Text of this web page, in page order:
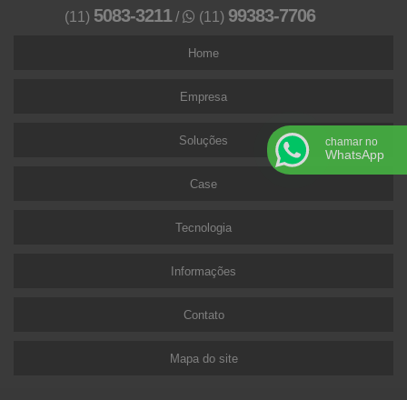
(11) 5083-3211/ (11) 99383-7706
Home
Empresa
Soluções
Case
Tecnologia
Informações
Contato
Mapa do site
chamar no
WhatsApp